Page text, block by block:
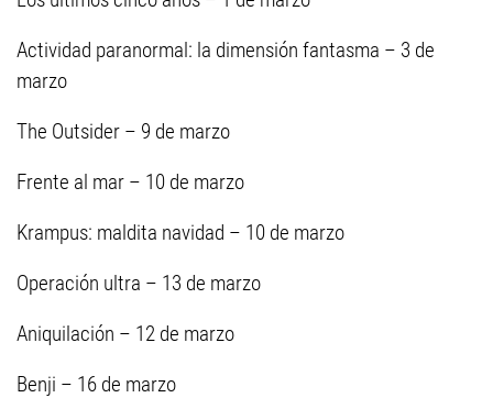
Actividad paranormal: la dimensión fantasma – 3 de
marzo
The Outsider – 9 de marzo
Frente al mar – 10 de marzo
Krampus: maldita navidad – 10 de marzo
Operación ultra – 13 de marzo
Aniquilación – 12 de marzo
Benji – 16 de marzo